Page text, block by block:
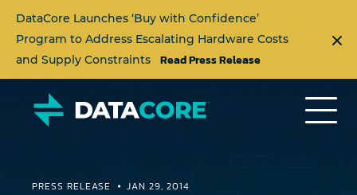
DataCore Launches ‘Buy with Confidence’
Program to Address Escalating Hardware Costs
and Supply Constraints
Read Press Release
PRESS RELEASE JAN 29, 2014